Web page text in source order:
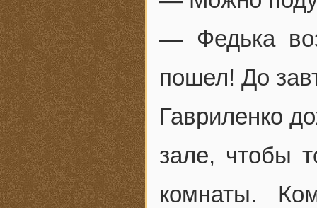
— Федька
пошел! До
Гавриленко
зале, чтобы
комнаты.